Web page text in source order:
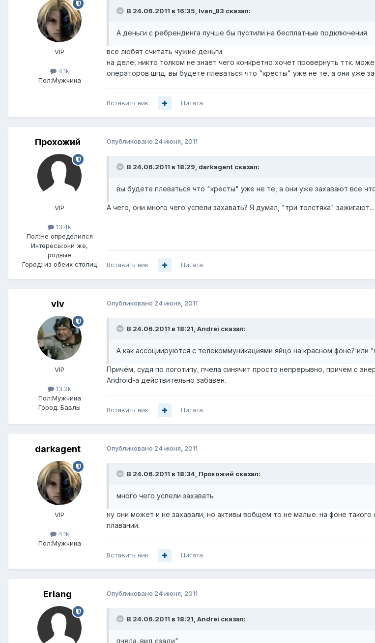
VIP
4.1k
Пол:Мужчина
В 24.06.2011 в 16:35, Ivan_83 сказал:
А деньги с ребрендинга лучше бы пустили на бесплатные подключения
все любят считать чужие деньги.
на деле, никто толком не знает чего конкретно хочет провернуть ттк.
операторов шпд. вы будете плеваться что "кресты" уже не те, а они уже
Вставить ник Цитата
Прохожий
VIP
13.4k
Пол:Не определился
Интересы:они же,
родные
Город: из обеих столиц
Опубликовано 24 июня, 2011
В 24.06.2011 в 18:29, darkagent сказал:
вы будете плеваться что "кресты" уже не те, а они уже захавают все
А чего, они много чего успели захавать? Я думал, "три толстяка" зажигают...
Вставить ник Цитата
vIv
VIP
13.2k
Пол:Мужчина
Город: Бавлы
Опубликовано 24 июня, 2011
В 24.06.2011 в 18:21, Andrei сказал:
А как ассоциируются с телекоммуникациями яйцо на красном фоне? или
Причём, судя по логотипу, пчела синячит просто непрерывно, причём с
Android-a действительно забавен.
Вставить ник Цитата
darkagent
VIP
4.1k
Пол:Мужчина
Опубликовано 24 июня, 2011
В 24.06.2011 в 18:34, Прохожий сказал:
много чего успели захавать
ну они может и не захавали, но активы вобщем то не малые. на фоне
плавании.
Вставить ник Цитата
Erlang Опубликовано 24 июня, 2011
В 24.06.2011 в 18:21, Andrei сказал:
пчела. вид сзади"